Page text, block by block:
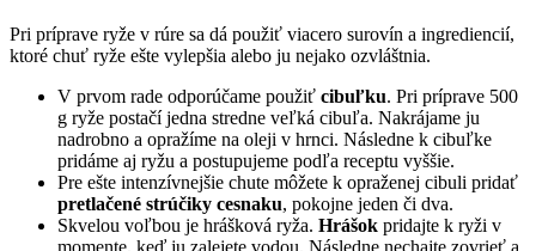
Pri príprave ryže v rúre sa dá použiť viacero surovín a ingrediencií,
ktoré chuť ryže ešte vylepšia alebo ju nejako ozvláštnia.
V prvom rade odporúčame použiť cibuľku. Pri príprave 500
g ryže postačí jedna stredne veľká cibuľa. Nakrájame ju
nadrobno a opražíme na oleji v hrnci. Následne k cibuľke
pridáme aj ryžu a postupujeme podľa receptu vyššie.
Pre ešte intenzívnejšie chute môžete k opraženej cibuli pridať
pretlačené strúčiky cesnaku, pokojne jeden či dva.
Skvelou voľbou je hrášková ryža. Hrášok pridajte k ryži v
momente, keď ju zalejete vodou. Následne nechajte zovrieť a